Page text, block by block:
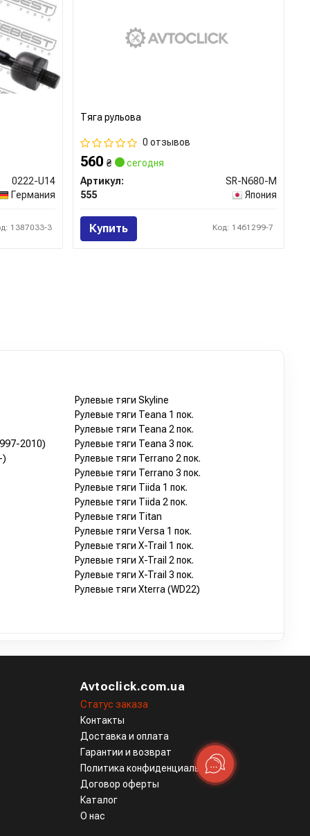
0222-U14
Германия
1387033-3
Тяга рульова
0 отзывов
560₴
сегодня
Артикул:
SR-N680-M
555
Япония
Купить Код: 1461299-7
2010)
)
Рулевые тяги Skyline
Рулевые тяги Teana 1 пок.
Рулевые тяги Teana 2 пок.
Рулевые тяги Teana 3 пок.
Рулевые тяги Terrano 2 пок.
Рулевые тяги Terrano 3 пок.
Рулевые тяги Tiida 1 пок.
Рулевые тяги Tiida 2 пок.
Рулевые тяги Titan
Рулевые тяги Versa 1 пок.
Рулевые тяги X-Trail 1 пок.
Рулевые тяги X-Trail 2 пок.
Рулевые тяги X-Trail 3 пок.
Рулевые тяги Xterra (WD22)
Avtoclick.com.ua
Статус заказа
Контакты
Доставка и оплата
Гарантии и возврат
Политика конфиденциальности
Договор оферты
Каталог
О нас